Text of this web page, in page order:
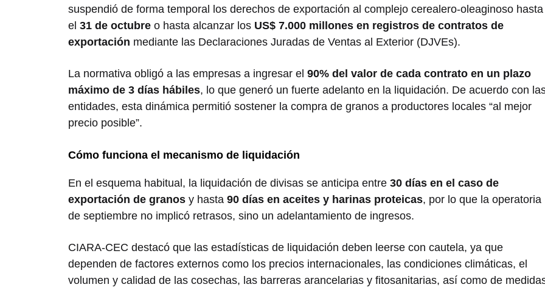
suspendió de forma temporal los derechos de exportación al complejo cerealero-oleaginoso hasta
el 31 de octubre o hasta alcanzar los US$ 7.000 millones en registros de contratos de
exportación mediante las Declaraciones Juradas de Ventas al Exterior (DJVEs).
La normativa obligó a las empresas a ingresar el 90% del valor de cada contrato en un plazo
máximo de 3 días hábiles, lo que generó un fuerte adelanto en la liquidación. De acuerdo con
entidades, esta dinámica permitió sostener la compra de granos a productores locales “al mejor
precio posible”.
Cómo funciona el mecanismo de liquidación
En el esquema habitual, la liquidación de divisas se anticipa entre 30 días en el caso de
exportación de granos y hasta 90 días en aceites y harinas proteicas, por lo que la operatoria
de septiembre no implicó retrasos, sino un adelantamiento de ingresos.
CIARA-CEC destacó que las estadísticas de liquidación deben leerse con cautela, ya que
dependen de factores externos como los precios internacionales, las condiciones climáticas, el
volumen y calidad de las cosechas, las barreras arancelarias y fitosanitarias, así como de